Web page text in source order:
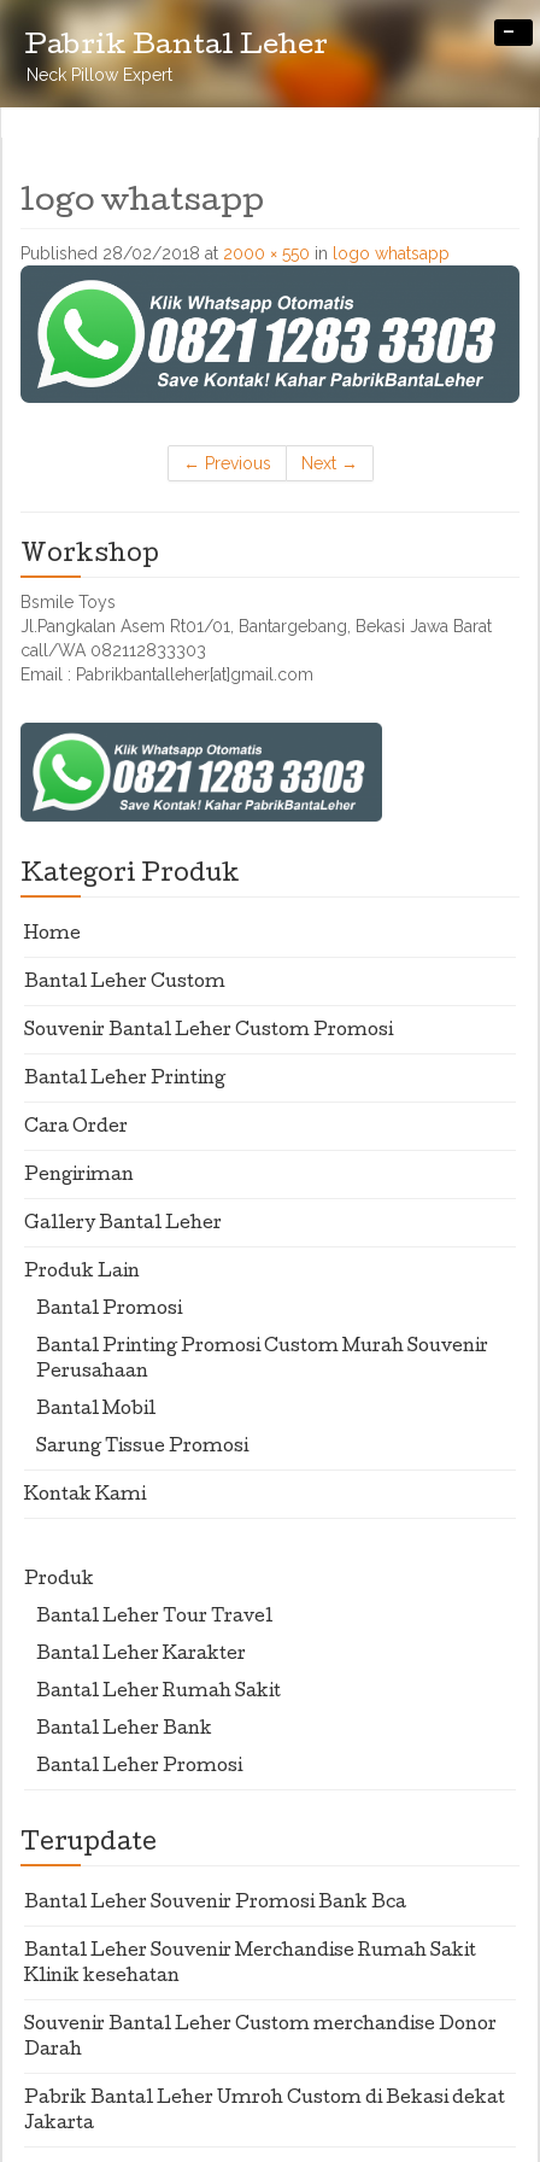
Pabrik Bantal Leher
Neck Pillow Expert
-
logo whatsapp
Published 28/02/2018 at 2000 × 550 in logo whatsapp
← Previous Next →
Workshop
Bsmile Toys
Jl.Pangkalan Asem Rt01/01, Bantargebang, Bekasi Jawa Barat
call/WA 082112833303
Email : Pabrikbantalleher[at]gmail.com
Kategori Produk
Home
Bantal Leher Custom
Souvenir Bantal Leher Custom Promosi
Bantal Leher Printing
Cara Order
Pengiriman
Gallery Bantal Leher
Produk Lain
Bantal Promosi
Bantal Printing Promosi Custom Murah Souvenir
Perusahaan
Bantal Mobil
Sarung Tissue Promosi
Kontak Kami
Produk
Bantal Leher Tour Travel
Bantal Leher Karakter
Bantal Leher Rumah Sakit
Bantal Leher Bank
Bantal Leher Promosi
Terupdate
Bantal Leher Souvenir Promosi Bank Bca
Bantal Leher Souvenir Merchandise Rumah Sakit
Klinik kesehatan
Souvenir Bantal Leher Custom merchandise Donor
Darah
Pabrik Bantal Leher Umroh Custom di Bekasi dekat
Jakarta